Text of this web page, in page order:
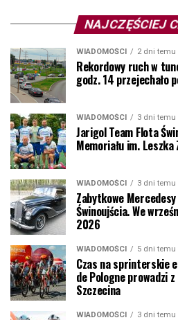
NAJCZĘŚCIEJ
WIADOMOŚCI 2 dni temu
Rekordowy ruch w
godz. 14 przejechało
WIADOMOŚCI 3 dni temu
Jarigol Team Flota
Memoriału im.
WIADOMOŚCI 3 dni temu
Zabytkowe
Świnoujścia. We
2026
WIADOMOŚCI 5 dni temu
Czas na sprinterskie
de Pologne prowadzi
Szczecina
WIADOMOŚCI 3 dni temu